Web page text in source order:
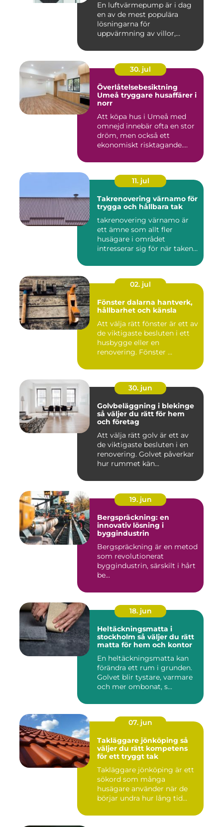
En luftvärmepump är i dag
en av de mest populära
lösningarna för
uppvärmning av villor,
30. jul
Överlåtelsebesiktning
Umeå tryggare husaffärer i
norr
Att köpa hus i Umeå med
omnejd innebär ofta en stor
dröm, men också ett
ekonomiskt risktagande.
11. jul
Takrenovering värnamo för
trygga och hållbara tak
takrenovering värnamo är
ett ämne som allt fler
husägare i området
intresserar sig för när taken
02. jul
Fönster dalarna hantverk,
hållbarhet och känsla
Att välja rätt fönster är ett av
de viktigaste besluten i ett
husbygge eller en
renovering. Fönster ...
30. jun
Golvbeläggning i blekinge
så väljer du rätt för hem
och företag
Att välja rätt golv är ett av
de viktigaste besluten i en
renovering. Golvet påverkar
hur rummet kän...
19. jun
Bergspräckning: en
innovativ lösning i
byggindustrin
Bergspräckning är en metod
som revolutionerat
byggindustrin, särskilt i hårt
be...
18. jun
Heltäckningsmatta i
stockholm så väljer du rätt
matta för hem och kontor
En heltäckningsmatta kan
förändra ett rum i grunden.
Golvet blir tystare, varmare
och mer ombonat, s...
07. jun
Takläggare jönköping så
väljer du rätt kompetens
för ett tryggt tak
Takläggare jönköping är ett
sökord som många
husägare använder när de
börjar undra hur lång tid